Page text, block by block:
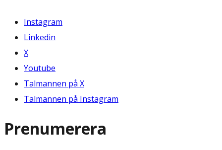
Instagram
Linkedin
X
Youtube
Talmannen på X
Talmannen på Instagram
Prenumerera